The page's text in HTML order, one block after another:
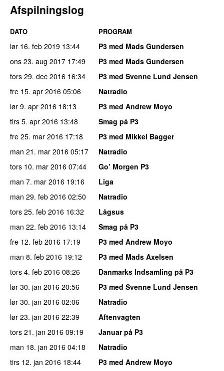
Afspilningslog
DATO PROGRAM
lør 16. feb 2019 13:44
P3 med Mads Gundersen
ons 23. aug 2017 17:49
P3 med Mads Gundersen
tors 29. dec 2016 16:34
P3 med Svenne Lund Jensen
fre 15. apr 2016 05:06
Natradio
lør 9. apr 2016 18:13
P3 med Andrew Moyo
tirs 5. apr 2016 13:48
Smag på P3
fre 25. mar 2016 17:18
P3 med Mikkel Bagger
man 21. mar 2016 05:17
Natradio
tors 10. mar 2016 07:44
Go’ Morgen P3
man 7. mar 2016 19:16
Liga
man 29. feb 2016 02:50
Natradio
tors 25. feb 2016 16:32
Lågsus
man 22. feb 2016 13:14
Smag på P3
fre 12. feb 2016 17:19
P3 med Andrew Moyo
man 8. feb 2016 19:12
P3 med Mads Axelsen
tors 4. feb 2016 08:26
Danmarks Indsamling på P3
lør 30. jan 2016 20:56
P3 med Svenne Lund Jensen
lør 30. jan 2016 02:06
Natradio
lør 23. jan 2016 22:39
Aftenvagten
tors 21. jan 2016 09:19
Januar på P3
man 18. jan 2016 04:18
Natradio
tirs 12. jan 2016 18:44
P3 med Andrew Moyo